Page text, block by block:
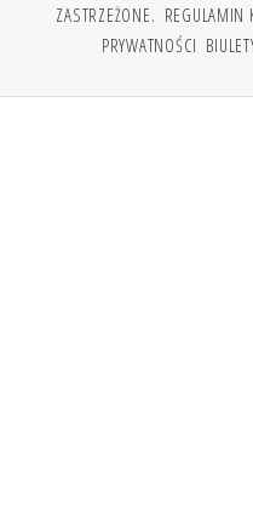
ZASTRZEŻONE. REGULAMIN
PRYWATNOŚCI